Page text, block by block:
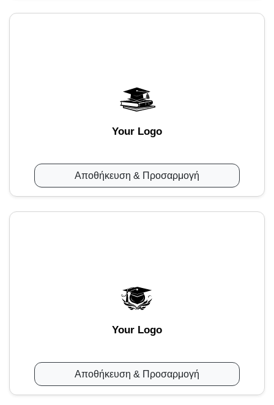
Your Logo
Αποθήκευση & Προσαρμογή
Your Logo
Αποθήκευση & Προσαρμογή